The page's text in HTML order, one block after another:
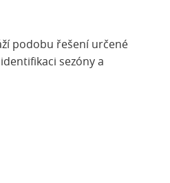
podobu řešení určené
sezóny a